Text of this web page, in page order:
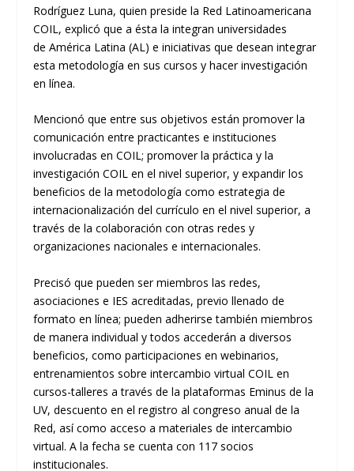
Rodríguez Luna, quien preside la Red Latinoamericana
COIL, explicó queaéstala integranuniversidades
deAmérica Latina (AL) e iniciativas que desean integrar
esta metodología en sus cursos y hacer investigación
en línea.
Mencionó que entresus objetivos están promover la
comunicación entre practicantes e instituciones
involucradas en COIL; promover la práctica y la
investigación COIL en el nivel superior, y expandir los
beneficios de la metodología como estrategia de
internacionalización del currículo en el nivel superior,a
través de la colaboración con otras redes y
organizaciones nacionales e internacionales.
Precisó que pueden ser miembros las redes,
asociaciones e IES acreditadas, previo llenado de
formato en línea; pueden adherirse también miembros
de manera individual y todosaccederán a diversos
beneficios, como participaciones en webinarios,
entrenamientos sobre intercambio virtual COIL en
cursos-talleres a través de la plataformas Eminus de la
UV, descuento en el registro al congreso anual de la
Red, así como acceso a materiales de intercambio
virtual. A la fecha se cuenta con 117 socios
institucionales.